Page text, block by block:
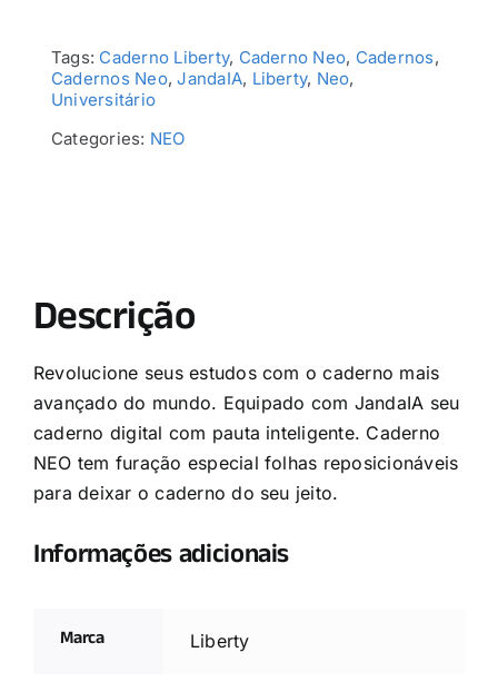
Tags: Caderno Liberty, Caderno Neo, Cadernos,
Cadernos Neo,JandaIA, Liberty, Neo,
Universitário
Categories: NEO
Descrição
Revolucione seus estudos com o caderno mais
avançado do mundo. Equipado com JandaIA seu
caderno digital com pauta inteligente. Caderno
NEO tem furação especial folhas reposicionáveis
para deixar o caderno do seu jeito.
Informações adicionais
Marca Liberty